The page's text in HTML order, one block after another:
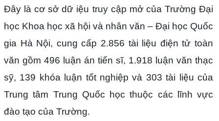
Đây là cơ sở dữ iệu truy cập mở của Trường Đại
học Khoa học xã hội và nhân văn – Đại học Quốc
gia Hà Nội, cung cấp 2.856 tài liệu điện tử toàn
văn gồm 496 luận án tiến sĩ, 1.918 luận văn thạc
sỹ, 139 khóa luận tốt nghiệp và 303 tài liệu của
Trung tâm Trung Quốc học thuộc các lĩnh vực
đào tạo của Trường.